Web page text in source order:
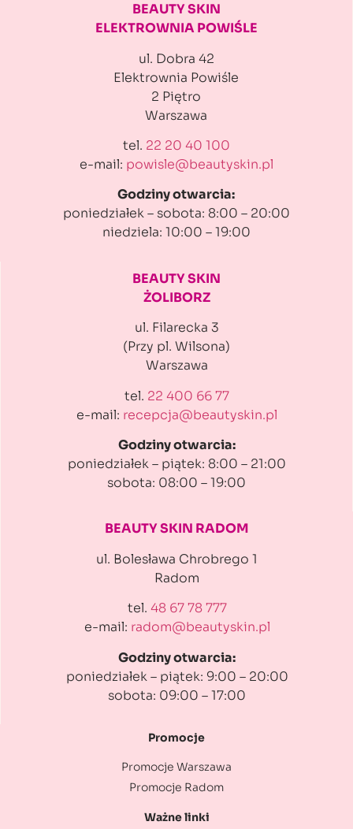
BEAUTY SKIN
ELEKTROWNIA POWIŚLE
ul. Dobra 42
Elektrownia Powiśle
2 Piętro
Warszawa
tel. 22 20 40 100
e-mail: powisle@beautyskin.pl
Godziny otwarcia:
poniedziałek – sobota: 8:00 – 20:00
niedziela: 10:00 – 19:00
BEAUTY SKIN
ŻOLIBORZ
ul. Filarecka 3
(Przy pl. Wilsona)
Warszawa
tel. 22 400 66 77
e-mail: recepcja@beautyskin.pl
Godziny otwarcia:
poniedziałek – piątek: 8:00 – 21:00
sobota: 08:00 – 19:00
BEAUTY SKIN RADOM
ul. Bolesława Chrobrego 1
Radom
tel. 48 67 78 777
e-mail: radom@beautyskin.pl
Godziny otwarcia:
poniedziałek – piątek: 9:00 – 20:00
sobota: 09:00 – 17:00
Promocje
Promocje Warszawa
Promocje Radom
Ważne linki